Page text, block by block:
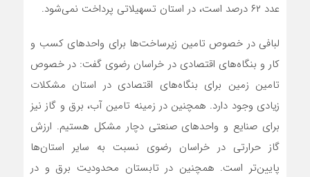
عدد ۶۲ درصد است، در استان تسهیلاتی پرداخت نمی‌شود.
لبافی در خصوص تامین زیرساخت‌ها برای واحدهای کسب و
کار و بنگاه‌های اقتصادی در خراسان رضوی گفت: در خصوص
تامین زمین برای بنگاه‌های اقتصادی در استان مشکلات
زیادی وجود دارد. همچنین در زمینه تامین آب، برق و گاز نیز
برای صنایع و واحدهای صنعتی دچار مشکل هستیم. ارزش
گاز حرارتی در خراسان رضوی نسبت به سایر استان‌ها
پایین‌تر است. همچنین در تابستان محدودیت برق و در